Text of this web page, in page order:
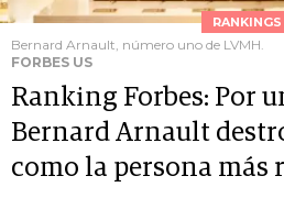
RANKINGS
Bernard Arnault, número uno de LVMH.
FORBES US
Ranking Forbes: Por
Bernard Arnault
como la persona más